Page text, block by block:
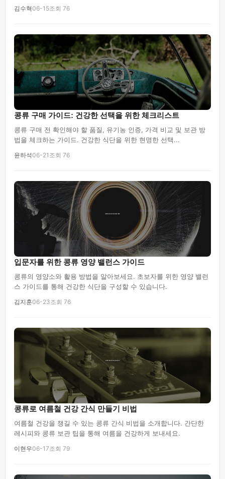
김수혁06-15조회 76
콩류 구매 가이드: 건강한 선택을 위한 체크리스트
콩류 구매 전 확인해야 할 품질, 유기농 인증, 가격 비교 및 보관 방
법을 체크하는 가이드. 건강한 식단을 위한 현명한 선택...
윤하석06-21 조회 76
입문자를 위한 콩류 영양 밸런스 가이드
콩류의 영양소와 활용 방법을 알아보세요. 초보자를 위한 영양 밸런
스 가이드를 통해 건강한 식단을 구성할 수 있습니다.
김지훈06-23조회 76
콩류로 여름철 건강 간식 만들기 비법
여름철 건강을 챙길 수 있는 콩류 간식 비법을 소개합니다. 간단한
레시피와 콩류 보관 팁을 통해 여름을 건강하게 보내세요.
이현우06-17조회 79